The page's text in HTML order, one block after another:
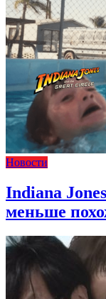
Новости
Indiana
меньше